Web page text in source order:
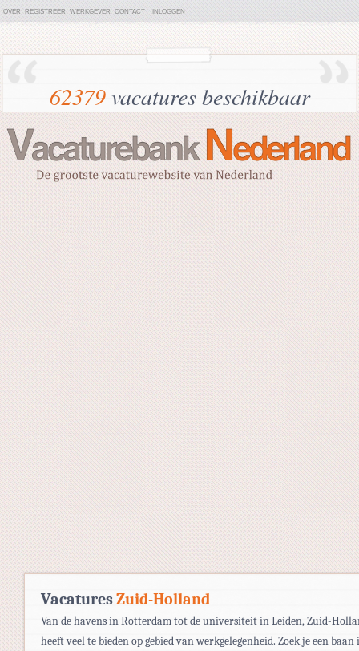
OVER REGISTREER WERKGEVER CONTACT INLOGGEN
62379vacatures beschikbaar
VacaturesZuid-Holland
Van de havens in Rotterdam tot de universiteit in Leiden, Zuid-
heeft veel te bieden op gebied van werkgelegenheid. Zoek je een baan